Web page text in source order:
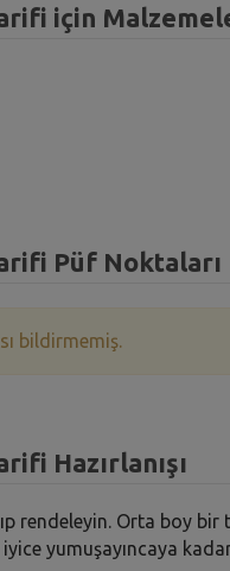
için
Püf Noktaları
bildirmemiş.
Hazırlanışı
rendeleyin. Orta boy
yumuşayıncaya